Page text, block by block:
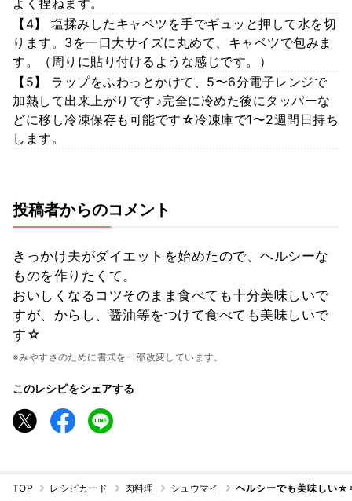
【4】 塩揉みしたキャベツを手でギュッと押して水を切
ります。3を一口大サイズに丸めて、キャベツで包みま
す。（周りに貼り付けるような感じです。）
【5】 ラップをふわっとかけて、5〜6分電子レンジで
加熱して出来上がりです♪完全に冷めた後にタッパーな
どに移し冷凍保存も可能です☆冷凍庫で1〜2週間日持ち
します。
投稿者からのコメント
きっかけ夫がダイエットを始めたので、ヘルシーな
ものを作りたくて。
おいしくなるコツそのまま食べても十分美味しいで
すが、からし、醤油等をつけて食べても美味しいで
す☆
※みやすさのために書式を一部改変しています。
このレシピをシェアする
TOP レシピカード 肉料理 シュウマイ ヘルシーでも美味しい☆